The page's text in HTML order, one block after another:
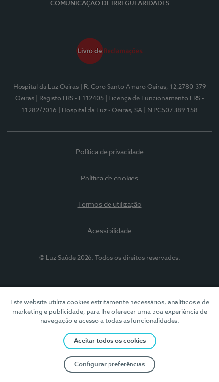
Este website utiliza cookies estritamente necessários, analíticos e de
marketing e publicidade, para lhe oferecer uma boa experiência de
navegação e acesso a todas as funcionalidades.
Aceitar todos os cookies
Configurar preferências
COMUNICAÇÃO DE IRREGULARIDADES
Hospital da Luz Oeiras
| R. Coro Santo Amaro Oeiras, 12,2780-379
Oeiras
| Registo ERS - E112405
| Licença de Funcionamento ERS -
11282/2016
| Hospital da Luz - Oeiras, SA | NIPC507 389 158
Política de privacidade
Política de cookies
Termos de utilização
Acessibilidade
© Luz Saúde 2026. Todos os direitos reservados.